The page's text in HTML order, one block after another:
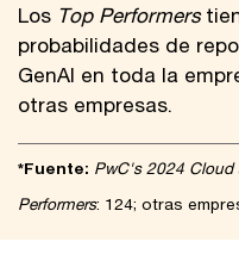
Los Top Performers
probabilidades de
GenAI en toda la
otras empresas.
*Fuente: PwC's 2024 Cloud
Performers: 124; otras